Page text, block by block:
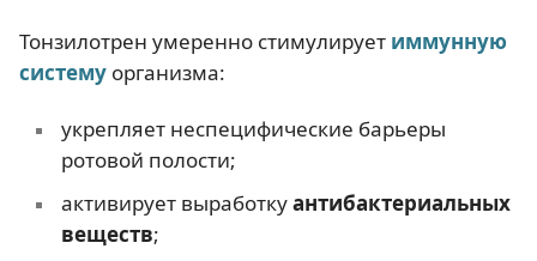
Тонзилотрен умеренно стимулирует иммунную
систему организма:
укрепляет неспецифические барьеры
ротовой полости;
активирует выработкуантибактериальных
веществ;